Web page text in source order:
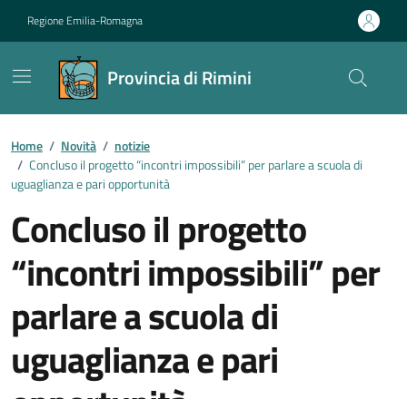
Regione Emilia-Romagna
Provincia di Rimini
Contenuti in evidenza
Home / Novità / notizie
/ Concluso il progetto “incontri impossibili” per parlare a scuola di
uguaglianza e pari opportunità
Concluso il progetto
“incontri impossibili” per
parlare a scuola di
uguaglianza e pari